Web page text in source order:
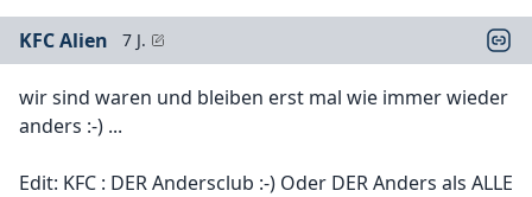
KFC Alien 7 J.
wir sind waren und bleiben erst mal wie immer wieder
anders :-) ...
Edit: KFC : DER Andersclub :-) Oder DER Anders als ALLE